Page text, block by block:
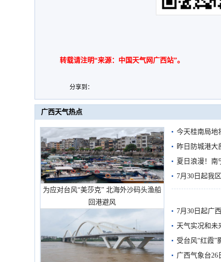
转载请注明“来源：中国天气网广西站”。
分享到：
广西天气热点
为应对台风“美莎克” 北海外沙码头渔船
回港避风
今天桂南局地
需继续防范
昨日防城港大
雨
夏日浪漫！南
7月30日起我
7月30日起广
天气实况和未
受台风“红霞”
有较强降雨
广西气象台26